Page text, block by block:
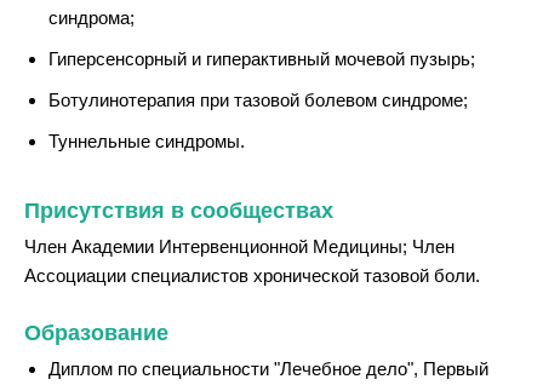
синдрома;
Гиперсенсорный и гиперактивный мочевой пузырь;
Ботулинотерапия при тазовой болевом синдроме;
Туннельные синдромы.
Присутствия в сообществах
Член Академии Интервенционной Медицины; Член
Ассоциации специалистов хронической тазовой боли.
Образование
Диплом по специальности "Лечебное дело", Первый